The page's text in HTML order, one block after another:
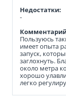
Недостатки:
-
Пользуюсь
имеет опыта
запуск,
заглохнуть.
около метра
хорошо
легко